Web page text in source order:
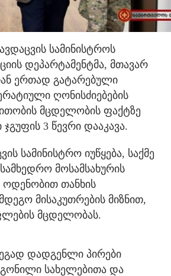
სამინისტროს
დეპარტამენტმა, მთავარ
ერთად გატარებული
ღონისძიებების
მცდელობის ფაქტზე
3 წევრი დააკავა.
სამინისტრო იუწყება, საქმე
მოსამსახურის
ოდენობით თანხის
მისაკუთრების მიზნით,
მცდელობას.
დადგენლი პირები
სახელებითა და